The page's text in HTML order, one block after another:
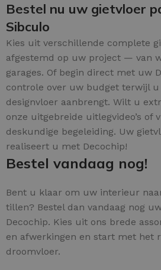
Bestel nu uw gietvloer
Sibculo
Kies uit verschillende complete
afgestemd op uw project — van
garages. Of begin direct met uw
controle over uw budget terwijl u
designvloer aanbrengt. Wilt u
onze uitgebreide uitlegvideo’s of
deskundige begeleiding. Uw
realiseert u met Decochip!
Bestel vandaag nog!
Bent u klaar om uw interieur
tillen? Bestel dan vandaag nog
Decochip. Kies uit ons brede
en afwerkingen en start met het
droomvloer.